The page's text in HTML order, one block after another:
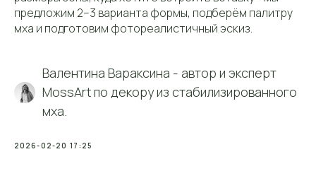
предложим 2–3 варианта формы, подберём палитру
мха и подготовим фотореалистичный эскиз.
Валентина Вараксина - автор и эксперт
MossArt по декору из стабилизированного
мха.
2026-02-20 17:25